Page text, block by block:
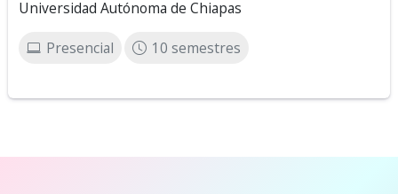
Universidad Autónoma de Chiapas
Presencial 10 semestres